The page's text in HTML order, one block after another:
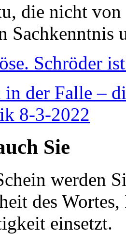
die nicht
Sachkenntnis
Schröder
in der Falle –
8-3-2022
Sie
werden
des
einsetzt.